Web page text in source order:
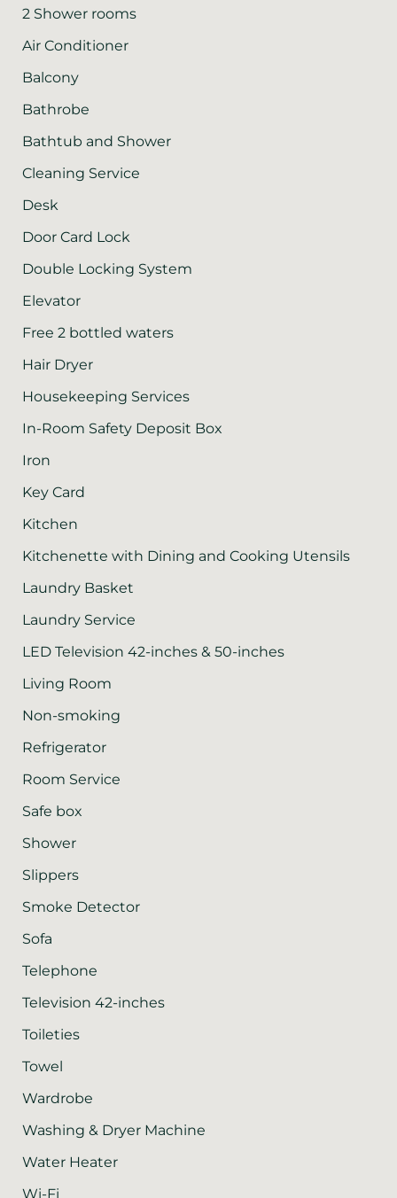
2 Shower rooms
Air Conditioner
Balcony
Bathrobe
Bathtub and Shower
Cleaning Service
Desk
Door Card Lock
Double Locking System
Elevator
Free 2 bottled waters
Hair Dryer
Housekeeping Services
In-Room Safety Deposit Box
Iron
Key Card
Kitchen
Kitchenette with Dining and Cooking Utensils
Laundry Basket
Laundry Service
LED Television 42-inches & 50-inches
Living Room
Non-smoking
Refrigerator
Room Service
Safe box
Shower
Slippers
Smoke Detector
Sofa
Telephone
Television 42-inches
Toileties
Towel
Wardrobe
Washing & Dryer Machine
Water Heater
Wi-Fi